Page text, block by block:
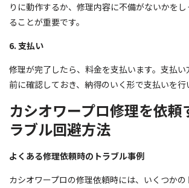
りに動作するか、修理内容に不備がないかを
ることが重要です。
6. 支払い
修理が完了したら、料金を支払います。支払
前に確認しておき、納得のいく形で支払いを行
カシオワープロ修理を依頼
ラブル回避方法
よくある修理依頼時のトラブル事例
カシオワープロの修理依頼時には、いくつか